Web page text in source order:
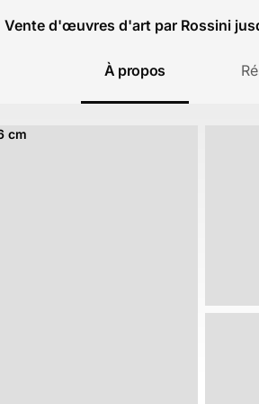
Vente d'œuvres d'art par Rossini
À propos